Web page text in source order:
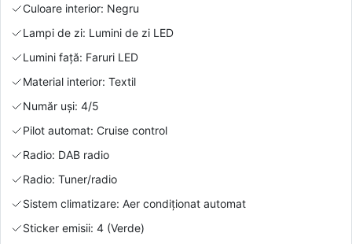
Culoare interior: Negru
Lampi de zi: Lumini de zi LED
Lumini față: Faruri LED
Material interior: Textil
Număr uși: 4/5
Pilot automat: Cruise control
Radio: DAB radio
Radio: Tuner/radio
Sistem climatizare: Aer condiționat automat
Sticker emisii: 4 (Verde)